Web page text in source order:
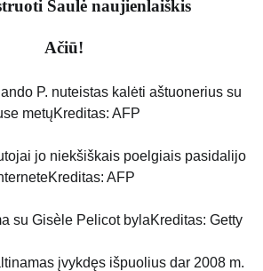
Saulėnaujienlaiškis
Ačiū!
P. nuteistas kalėti aštuonerius su
metųKreditas: AFP
jo niekšiškais poelgiais pasidalijo
Kreditas: AFP
su Gisèle Pelicot bylaKreditas: Getty
įvykdęs išpuolius dar 2008 m.